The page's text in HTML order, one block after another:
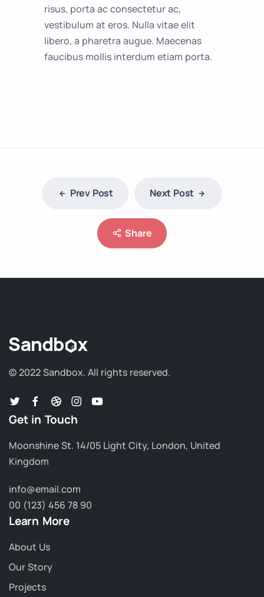
risus, porta ac consectetur ac,
vestibulum at eros. Nulla vitae elit
libero, a pharetra augue. Maecenas
faucibus mollis interdum etiam porta.
Prev Post Next Post
Share
© 2022 Sandbox. All rights reserved.
Get in Touch
Moonshine St. 14/05 Light City, London, United
Kingdom
info@email.com
00 (123) 456 78 90
Learn More
About Us
Our Story
Projects